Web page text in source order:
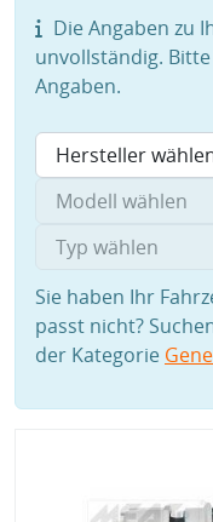
Die Angaben zu
unvollständig.
Angaben.
Sie haben Ihr
passt nicht?
der Kategorie